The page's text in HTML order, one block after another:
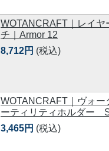
WOTANCRAFT｜レイヤ
チ｜Armor 12
8,712円 (税込)
WOTANCRAFT｜ヴォ
ーティリティホルダー
3,465円 (税込)